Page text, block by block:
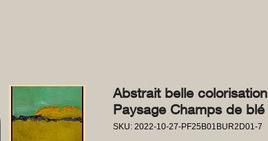
Abstrait belle colorisation
Paysage Champs de blé
SKU: 2022-10-27-PF25B01BUR2D01-7